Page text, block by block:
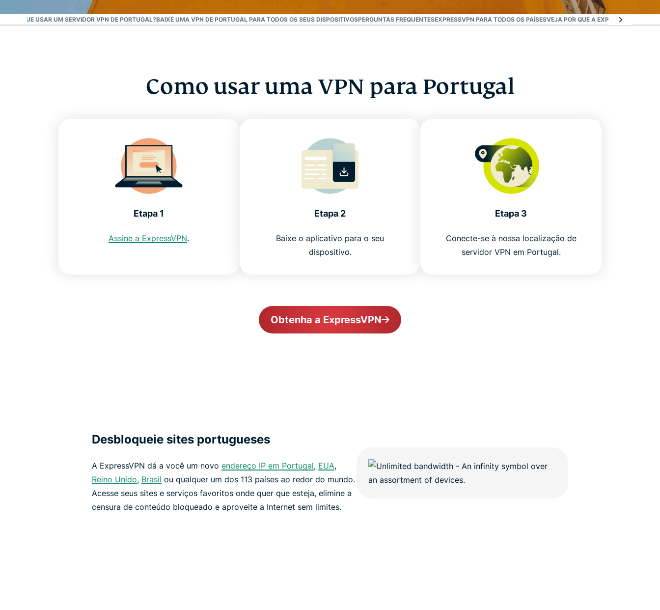
POR QUE USAR UM SERVIDOR VPN DE PORTUGAL?BAIXE UMA VPN DE PORTUGAL PARA TODOS OS SEUS DISPOSITIVOSPERGUNTAS FREQUENTESEXPRESSVPN PARA TODOS OS PAÍSESVEJA POR QUE A EXPRESSVPN É A
Como usar uma VPN para Portugal
Etapa 1
Assine a ExpressVPN.
Etapa 2
Baixe o aplicativo para o seu
dispositivo.
Etapa 3
Conecte-se à nossa localização de
servidor VPN em Portugal.
Obtenha a ExpressVPN
Desbloqueie sites portugueses
A ExpressVPN dá a você um novo endereço IP em Portugal, EUA,
Reino Unido, Brasil ou qualquer um dos 113 países ao redor do mundo.
Acesse seus sites e serviços favoritos onde quer que esteja, elimine a
censura de conteúdo bloqueado e aproveite a Internet sem limites.